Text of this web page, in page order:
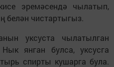
эремәсендә чылатып,
белән чистартыгыз.
уксуста чылатылган
янган булса, уксусга
спирты кушарга була.